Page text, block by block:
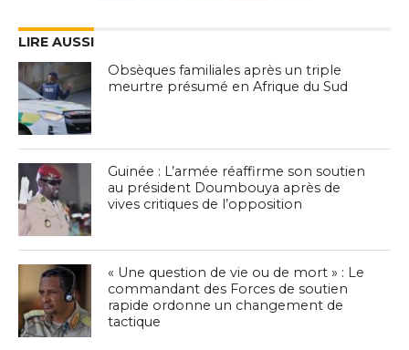
LIRE AUSSI
Obsèques familiales après un triple
meurtre présumé en Afrique du Sud
Guinée : L’armée réaffirme son soutien
au président Doumbouya après de
vives critiques de l’opposition
« Une question de vie ou de mort » : Le
commandant des Forces de soutien
rapide ordonne un changement de
tactique